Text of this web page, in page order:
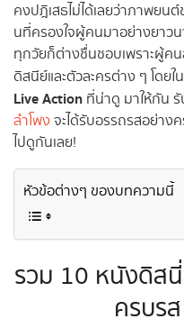
คงปฎิเสธไม่ได้เลยว่าภาพย
นที่ครองใจผู้คนมาอย่างยาวน
ทุกวัยก็ต่างชื่นชอบเพราะผู้ค
ดิสนีย์และตัวละครต่าง ๆ โดย
Live Action ที่น่าดู มาให้กัน
ลำโพงจะได้รับอรรถรสอย่าง
ไปดูกันเลย !
หัวข้อต่างๆ ของบทความนี้
รวม 10 หนังดิส
ครบร